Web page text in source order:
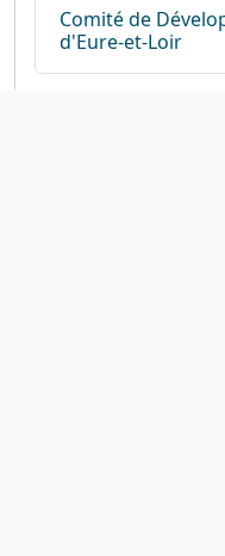
Comité de
d'Eure-et-Loir